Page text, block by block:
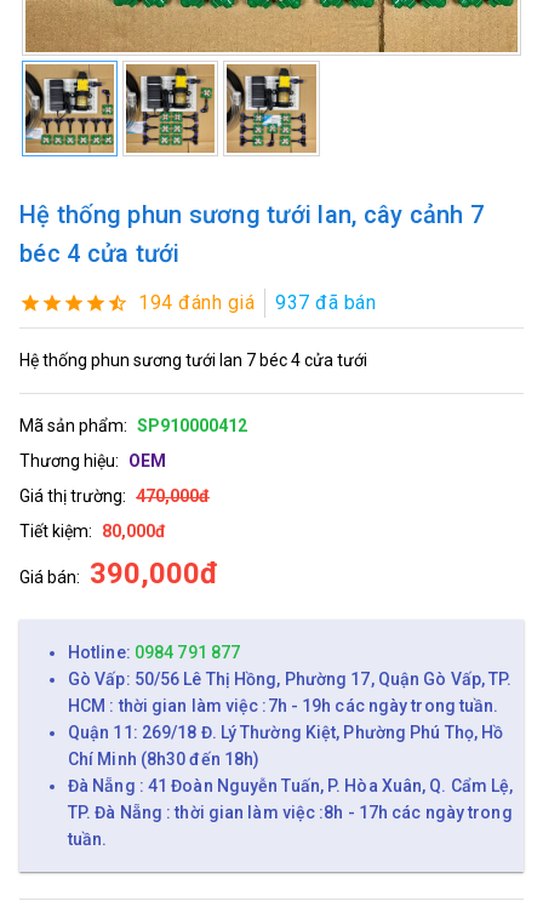
Hệ thống phun sương tưới lan, cây cảnh 7
béc 4 cửa tưới
194 đánh giá 937 đã bán
Hệ thống phun sương tưới lan 7 béc 4 cửa tưới
Mã sản phẩm: SP910000412
Thương hiệu:
OEM
Giá thị trường: 470,000đ
Tiết kiệm:
80,000đ
Giá bán: 390,000đ
Hotline: 0984 791 877
Gò Vấp: 50/56 Lê Thị Hồng, Phường 17, Quận Gò Vấp, TP.
HCM : thời gian làm việc :7h - 19h các ngày trong tuần.
Quận 11: 269/18 Đ. Lý Thường Kiệt, Phường Phú Thọ, Hồ
Chí Minh (8h30 đến 18h)
Đà Nẵng : 41 Đoàn Nguyễn Tuấn, P. Hòa Xuân, Q. Cẩm Lệ,
TP. Đà Nẵng : thời gian làm việc :8h - 17h các ngày trong
tuần.